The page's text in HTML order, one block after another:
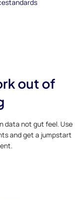
out of
data not gut feel. Use
and get a jumpstart